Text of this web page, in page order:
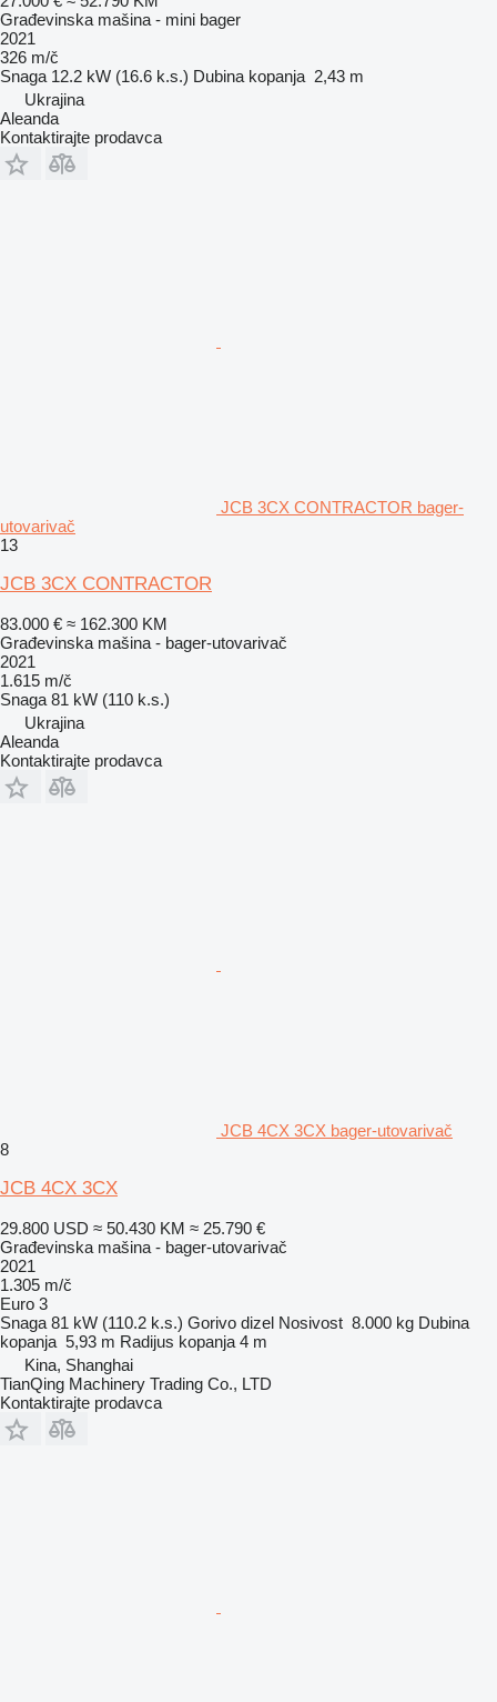
Građevinska mašina - mini bager
2021
326 m/č
Snaga 12.2 kW (16.6 k.s.) Dubina kopanja 2,43 m
Ukrajina
Aleanda
Kontaktirajte prodavca
JCB 3CX CONTRACTOR bager-
utovarivač
13
JCB 3CX CONTRACTOR
83.000 € ≈ 162.300 KM
Građevinska mašina - bager-utovarivač
2021
1.615 m/č
Snaga 81 kW (110 k.s.)
Ukrajina
Aleanda
Kontaktirajte prodavca
JCB 4CX 3CX bager-utovarivač
8
JCB 4CX 3CX
29.800 USD ≈ 50.430 KM ≈ 25.790 €
Građevinska mašina - bager-utovarivač
2021
1.305 m/č
Euro 3
Snaga 81 kW (110.2 k.s.) Gorivo dizel Nosivost 8.000 kg Dubina
kopanja 5,93 m Radijus kopanja 4 m
Kina, Shanghai
TianQing Machinery Trading Co., LTD
Kontaktirajte prodavca